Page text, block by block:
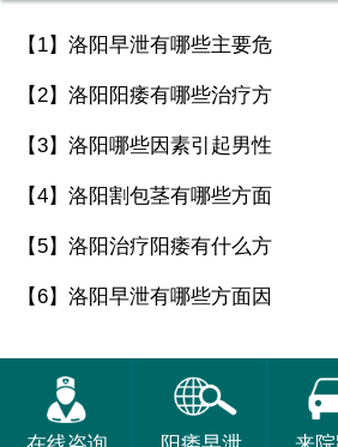
【1】 洛阳早泄有哪些主要危
【2】 洛阳阳痿有哪些治疗方
【3】 洛阳哪些因素引起男性
【4】 洛阳割包茎有哪些方面
【5】 洛阳治疗阳痿有什么方
【6】 洛阳早泄有哪些方面因